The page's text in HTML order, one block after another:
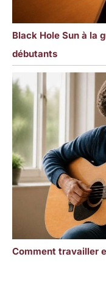
Black Hole Sun à la
débutants
Comment travailler